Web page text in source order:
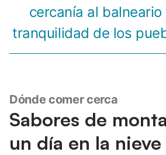
cercanía al
tranquilidad de los
Dónde comer cerca
Sabores de
un día en la nieve